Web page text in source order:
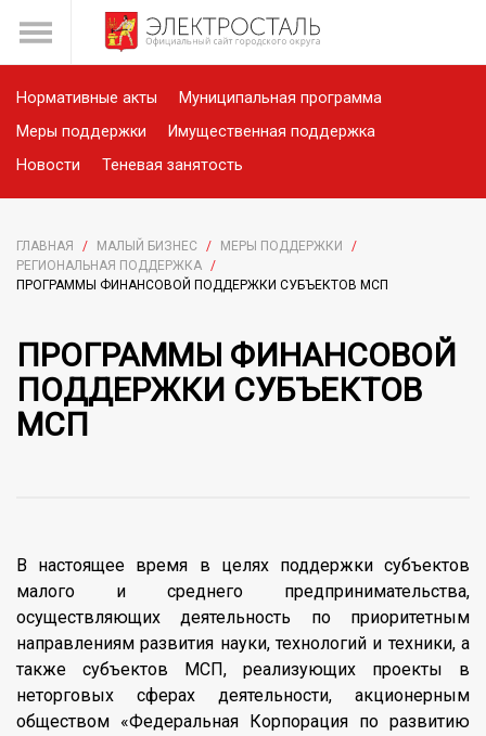
Нормативные акты
Муниципальная программа
Меры поддержки
Имущественная поддержка
Новости
Теневая занятость
ГЛАВНАЯ / МАЛЫЙ БИЗНЕС / МЕРЫ ПОДДЕРЖКИ
/
РЕГИОНАЛЬНАЯ ПОДДЕРЖКА /
ПРОГРАММЫ ФИНАНСОВОЙ ПОДДЕРЖКИ СУБЪЕКТОВ МСП
ПРОГРАММЫ ФИНАНСОВОЙ
ПОДДЕРЖКИ СУБЪЕКТОВ
МСП
В настоящее время в целях поддержки субъектов
малого и среднего предпринимательства,
осуществляющих деятельность по приоритетным
направлениям развития науки, технологий и техники, а
также субъектов МСП, реализующих проекты в
неторговых сферах деятельности, акционерным
обществом «Федеральная Корпорация по развитию